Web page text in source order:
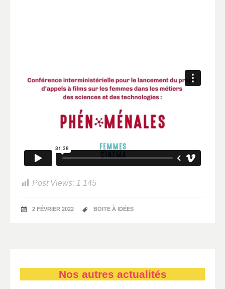
Post Views: 1 145
2 FÉVRIER 2022 BOITE À IDÉES
Nos autres actualités